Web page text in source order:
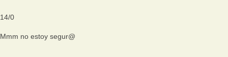
14/0
Mmm no estoy segur@